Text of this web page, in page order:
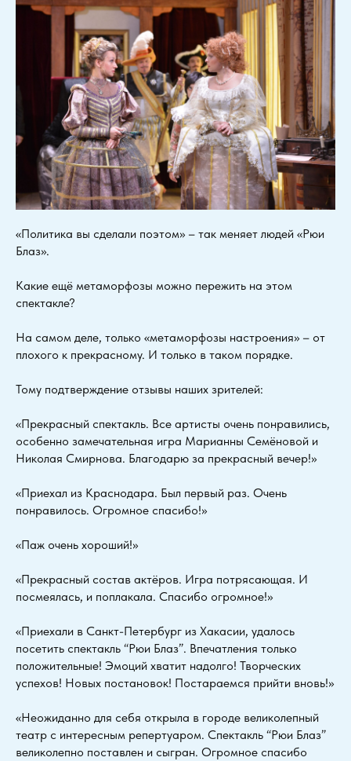
«Политика вы сделали поэтом» – так меняет людей «Рюи
Блаз».
Какие ещё метаморфозы можно пережить на этом
спектакле?
На самом деле, только «метаморфозы настроения» – от
плохого к прекрасному. И только в таком порядке.
Тому подтверждение отзывы наших зрителей:
«Прекрасный спектакль. Все артисты очень понравились,
особенно замечательная игра Марианны Семёновой и
Николая Смирнова. Благодарю за прекрасный вечер!»
«Приехал из Краснодара. Был первый раз. Очень
понравилось. Огромное спасибо!»
«Паж очень хороший!»
«Прекрасный состав актёров. Игра потрясающая. И
посмеялась, и поплакала. Спасибо огромное!»
«Приехали в Санкт-Петербург из Хакасии, удалось
посетить спектакль “Рюи Блаз”. Впечатления только
положительные! Эмоций хватит надолго! Творческих
успехов! Новых постановок! Постараемся прийти вновь!»
«Неожиданно для себя открыла в городе великолепный
театр с интересным репертуаром. Спектакль “Рюи Блаз”
великолепно поставлен и сыгран. Огромное спасибо